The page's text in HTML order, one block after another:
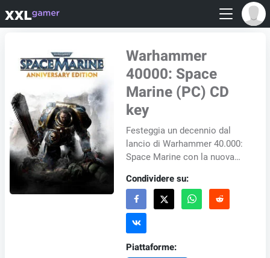
Warhammer
40000: Space
Marine (PC) CD
key
Festeggia un decennio dal
lancio di Warhammer 40.000:
Space Marine con la nuova
edizione speciale include, per
la prima vo...
Condividere su:
Piattaforme: